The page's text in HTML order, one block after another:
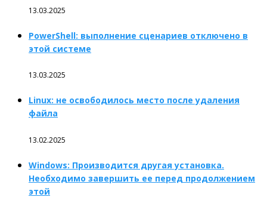
13.03.2025
PowerShell: выполнение сценариев отключено в
этой системе
13.03.2025
Linux: не освободилось место после удаления
файла
13.02.2025
Windows: Производится другая установка.
Необходимо завершить ее перед продолжением
этой